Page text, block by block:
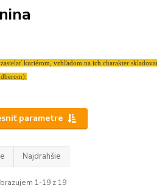
kuriérom, vzhľadom na ich charakter
parametre
Najdrahšie
1-19 z 19